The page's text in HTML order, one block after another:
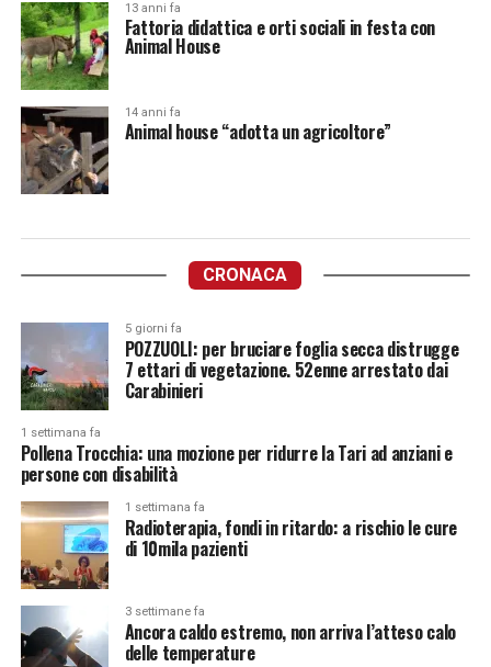
13 anni fa
Fattoria didattica e orti sociali in festa con
Animal House
14 anni fa
Animal house “adotta un agricoltore”
CRONACA
5 giorni fa
POZZUOLI: per bruciare foglia secca distrugge
7 ettari di vegetazione. 52enne arrestato dai
Carabinieri
1 settimana fa
Pollena Trocchia: una mozione per ridurre la Tari ad anziani e
persone con disabilità
1 settimana fa
Radioterapia, fondi in ritardo: a rischio le cure
di 10mila pazienti
3 settimane fa
Ancora caldo estremo, non arriva l’atteso calo
delle temperature